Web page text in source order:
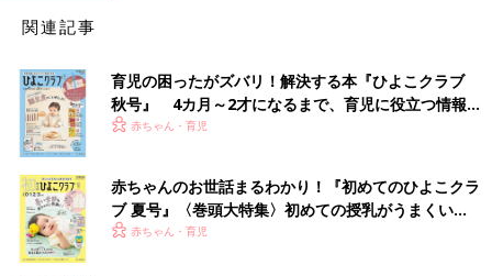
関連記事
育児の困ったがズバリ！解決する本『ひよこクラブ
秋号』 4カ月～2才になるまで、育児に役立つ情報が
いっぱい！
赤ちゃん・育児
赤ちゃんのお世話まるわかり！『初めてのひよこクラ
ブ 夏号』〈巻頭大特集〉初めての授乳がうまくい
く！ おっぱい・ミルクの基本と夏のトラブル 解決テ
赤ちゃん・育児